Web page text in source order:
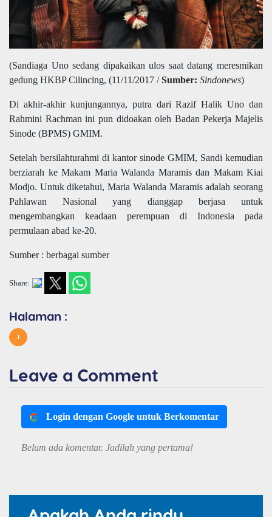
(Sandiaga Uno sedang dipakaikan ulos saat datang meresmikan
gedung HKBP Cilincing, (11/11/2017 /Sumber: Sindonews)
Di akhir-akhir kunjungannya, putra dari Razif Halik Uno dan
Rahmini Rachman ini pun didoakan oleh Badan Pekerja Majelis
Sinode (BPMS) GMIM.
Setelah bersilahturahmi di kantor sinode GMIM, Sandi kemudian
berziarah ke Makam Maria Walanda Maramis dan Makam Kiai
Modjo. Untuk diketahui, Maria Walanda Maramis adalah seorang
Pahlawan Nasional yang dianggap berjasa untuk
mengembangkan keadaan perempuan di Indonesia pada
permulaan abad ke-20.
Sumber : berbagai sumber
Share:
Halaman :
1
Leave a Comment
Login dengan Google untuk Berkomentar
Belum ada komentar. Jadilah yang pertama!